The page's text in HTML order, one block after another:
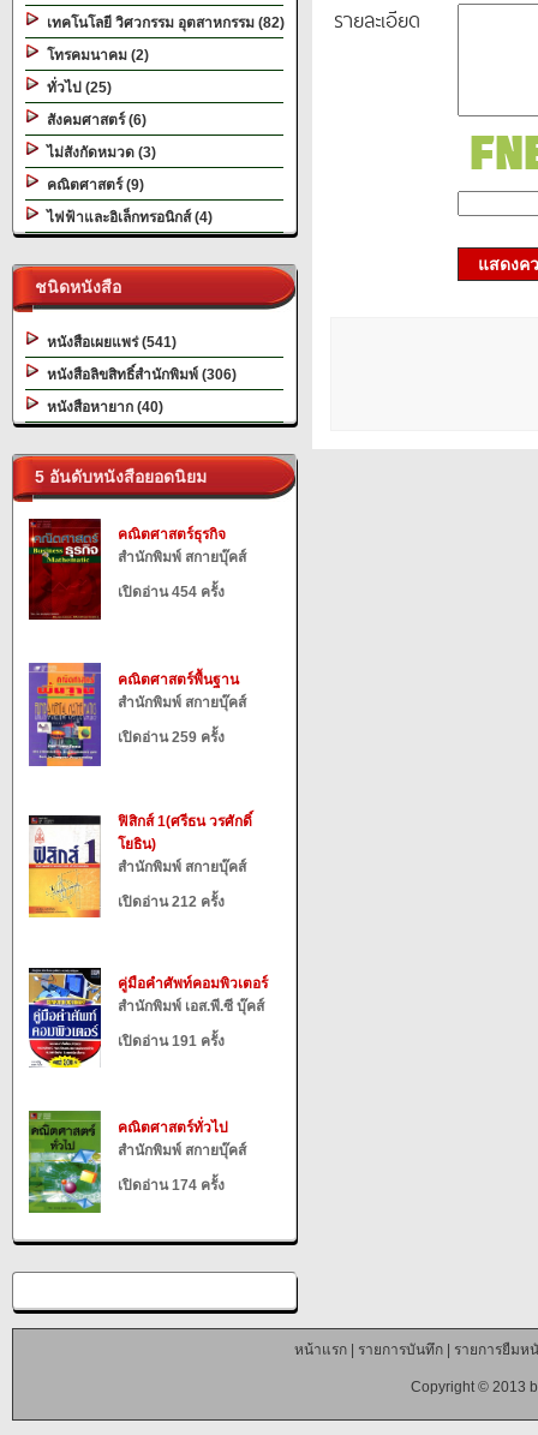
เทคโนโลยี วิศวกรรม อุตสาหกรรม (82)
โทรคมนาคม (2)
ทั่วไป (25)
สังคมศาสตร์ (6)
ไม่สังกัดหมวด (3)
คณิตศาสตร์ (9)
ไฟฟ้าและอิเล็กทรอนิกส์ (4)
ชนิดหนังสือ
หนังสือเผยแพร่ (541)
หนังสือลิขสิทธิ์สำนักพิมพ์ (306)
หนังสือหายาก (40)
5 อันดับหนังสือยอดนิยม
คณิตศาสตร์ธุรกิจ
สำนักพิมพ์ สกายบุ๊คส์
เปิดอ่าน 454 ครั้ง
คณิตศาสตร์พื้นฐาน
สำนักพิมพ์ สกายบุ๊คส์
เปิดอ่าน 259 ครั้ง
ฟิสิกส์ 1(ศรีธน วรศักดิ์
โยธิน)
สำนักพิมพ์ สกายบุ๊คส์
เปิดอ่าน 212 ครั้ง
คู่มือคำศัพท์คอมพิวเตอร์
สำนักพิมพ์ เอส.พี.ซี บุ๊คส์
เปิดอ่าน 191 ครั้ง
คณิตศาสตร์ทั่วไป
สำนักพิมพ์ สกายบุ๊คส์
เปิดอ่าน 174 ครั้ง
รายละเอียด
แสดงค
หน้าแรก| รายการบันทึก| รายการยืมห
Copyright © 2013